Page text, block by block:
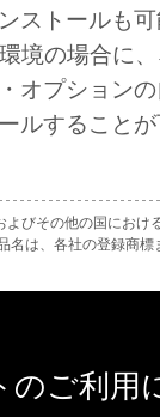
Government
those rights
30-2,
is declared
competent
ストールも
境の場合に
オプション
ルすること
よびその他の国におけ
名は、各社の登録商標
のご利用